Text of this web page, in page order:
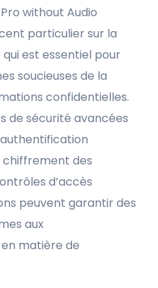
without Audio
particulier sur la
est essentiel pour
soucieuses de la
confidentielles.
de sécurité avancées
des
d’accès
peuvent garantir des
aux
matière de